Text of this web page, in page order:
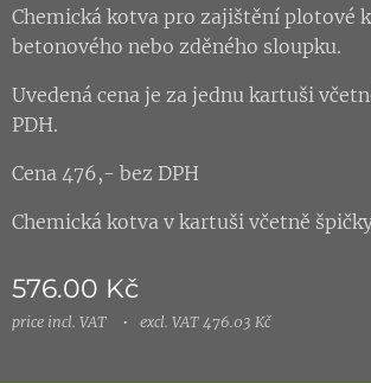
Chemická kotva pro zajištění plotové
betonového nebo zděného sloupku.
Uvedená cena je za jednu kartuši
PDH.
Cena 476,- bez DPH
Chemická kotva v kartuši včetně
576.00 Kč
price incl. VAT excl. VAT 476.03 Kč